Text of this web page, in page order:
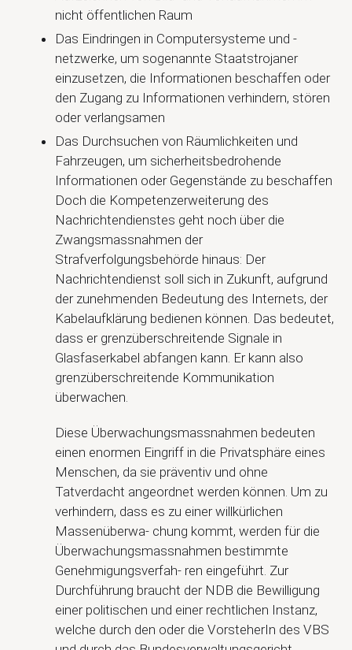
nicht öffentlichen Raum
Das Eindringen in Computersysteme und -
netzwerke, um sogenannte Staatstrojaner
einzusetzen, die Informationen beschaffen oder
den Zugang zu Informationen verhindern, stören
oder verlangsamen
Das Durchsuchen von Räumlichkeiten und
Fahrzeugen, um sicherheitsbedrohende
Informationen oder Gegenstände zu beschaffen
Doch die Kompetenzerweiterung des
Nachrichtendienstes geht noch über die
Zwangsmassnahmen der
Strafverfolgungsbehörde hinaus: Der
Nachrichtendienst soll sich in Zukunft, aufgrund
der zunehmenden Bedeutung des Internets, der
Kabelaufklärung bedienen können. Das bedeutet,
dass er grenzüberschreitende Signale in
Glasfaserkabel abfangen kann. Er kann also
grenzüberschreitende Kommunikation
überwachen.
Diese Überwachungsmassnahmen bedeuten
einen enormen Eingriff in die Privatsphäre eines
Menschen, da sie präventiv und ohne
Tatverdacht angeordnet werden können. Um zu
verhindern, dass es zu einer willkürlichen
Massenüberwa- chung kommt, werden für die
Überwachungsmassnahmen bestimmte
Genehmigungsverfah- ren eingeführt. Zur
Durchführung braucht der NDB die Bewilligung
einer politischen und einer rechtlichen Instanz,
welche durch den oder die VorsteherIn des VBS